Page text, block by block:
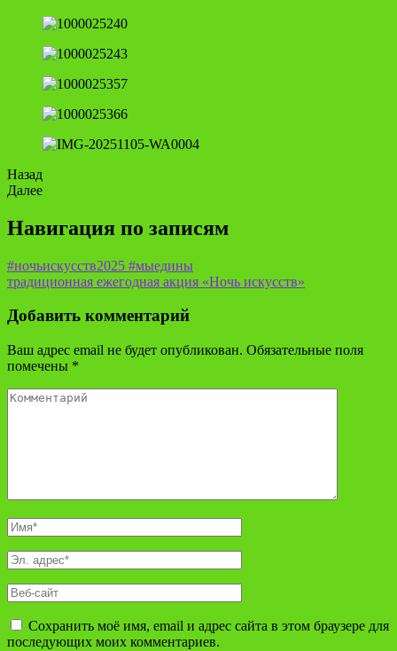
Назад
Далее
Навигация по записям
#ночьискусств2025 #мыедины
традиционная ежегодная акция «Ночь искусств»
Добавить комментарий
Ваш адрес email не будет опубликован. Обязательные поля
помечены *
Сохранить моё имя, email и адрес сайта в этом браузере для
последующих моих комментариев.